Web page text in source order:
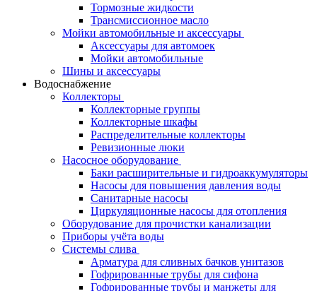
Тормозные жидкости
Трансмиссионное масло
Мойки автомобильные и аксессуары
Аксессуары для автомоек
Мойки автомобильные
Шины и аксессуары
Водоснабжение
Коллекторы
Коллекторные группы
Коллекторные шкафы
Распределительные коллекторы
Ревизионные люки
Насосное оборудование
Баки расширительные и гидроаккумуляторы
Насосы для повышения давления воды
Санитарные насосы
Циркуляционные насосы для отопления
Оборудование для прочистки канализации
Приборы учёта воды
Системы слива
Арматура для сливных бачков унитазов
Гофрированные трубы для сифона
Гофрированные трубы и манжеты для